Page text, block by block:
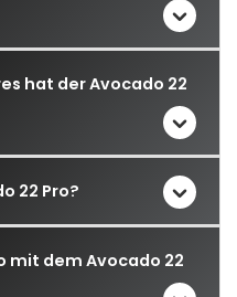
hat der Avocado 22
22 Pro?
mit dem Avocado 22